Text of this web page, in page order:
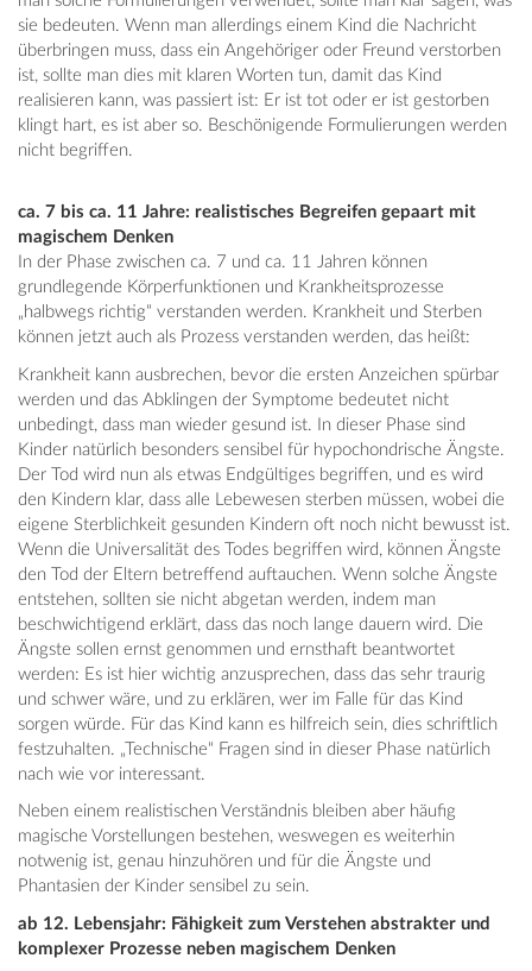
sie bedeuten. Wenn man allerdings einem Kind die Nachricht
überbringen muss, dass ein Angehöriger oder Freund verstorben
ist, sollte man dies mit klaren Worten tun, damit das Kind
realisieren kann, was passiert ist: Er ist tot oder er ist gestorben
klingt hart, es ist aber so. Beschönigende Formulierungen werden
nicht begriffen.
ca. 7 bis ca. 11 Jahre: realistisches Begreifen gepaart mit
magischem Denken
In der Phase zwischen ca. 7 und ca. 11 Jahren können
grundlegende Körperfunktionen und Krankheitsprozesse
„halbwegs richtig“ verstanden werden. Krankheit und Sterben
können jetzt auch als Prozess verstanden werden, das heißt:
Krankheit kann ausbrechen, bevor die ersten Anzeichen spürbar
werden und das Abklingen der Symptome bedeutet nicht
unbedingt, dass man wieder gesund ist. In dieser Phase sind
Kinder natürlich besonders sensibel für hypochondrische Ängste.
Der Tod wird nun als etwas Endgültiges begriffen, und es wird
den Kindern klar, dass alle Lebewesen sterben müssen, wobei die
eigene Sterblichkeit gesunden Kindern oft noch nicht bewusst ist.
Wenn die Universalität des Todes begriffen wird, können Ängste
den Tod der Eltern betreffend auftauchen. Wenn solche Ängste
entstehen, sollten sie nicht abgetan werden, indem man
beschwichtigend erklärt, dass das noch lange dauern wird. Die
Ängste sollen ernst genommen und ernsthaft beantwortet
werden: Es ist hier wichtig anzusprechen, dass das sehr traurig
und schwer wäre, und zu erklären, wer im Falle für das Kind
sorgen würde. Für das Kind kann es hilfreich sein, dies schriftlich
festzuhalten. „Technische“ Fragen sind in dieser Phase natürlich
nach wie vor interessant.
Neben einem realistischen Verständnis bleiben aber häufig
magische Vorstellungen bestehen, weswegen es weiterhin
notwenig ist, genau hinzuhören und für die Ängste und
Phantasien der Kinder sensibel zu sein.
ab 12. Lebensjahr: Fähigkeit zum Verstehen abstrakter und
komplexer Prozesse neben magischem Denken